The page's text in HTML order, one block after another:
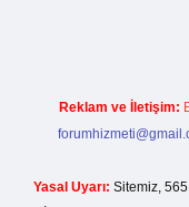
Reklam ve İletişim:
Yasal Uyarı: Sitemiz,